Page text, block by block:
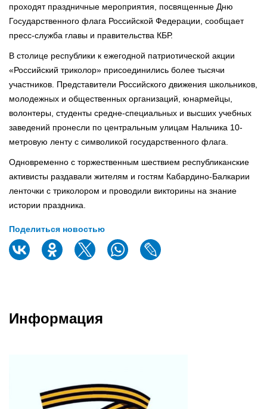
проходят праздничные мероприятия, посвященные Дню
Государственного флага Российской Федерации, сообщает
пресс-служба главы и правительства КБР.
В столице республики к ежегодной патриотической акции
«Российский триколор» присоединились более тысячи
участников. Представители Российского движения школьников,
молодежных и общественных организаций, юнармейцы,
волонтеры, студенты средне-специальных и высших учебных
заведений пронесли по центральным улицам Нальчика 10-
метровую ленту с символикой государственного флага.
Одновременно с торжественным шествием республиканские
активисты раздавали жителям и гостям Кабардино-Балкарии
ленточки с триколором и проводили викторины на знание
истории праздника.
Поделиться новостью
Информация